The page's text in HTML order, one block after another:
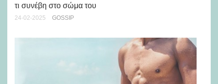
τι συνέβη στο σώμα του
24-02-2025 GOSSIP